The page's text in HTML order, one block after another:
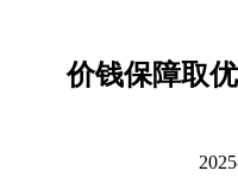
价钱保障取